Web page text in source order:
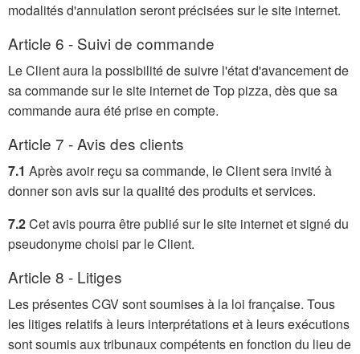
modalités d'annulation seront précisées sur le site internet.
Article 6 - Suivi de commande
Le Client aura la possibilité de suivre l'état d'avancement de
sa commande sur le site internet de Top pizza, dès que sa
commande aura été prise en compte.
Article 7 - Avis des clients
7.1 Après avoir reçu sa commande, le Client sera invité à
donner son avis sur la qualité des produits et services.
7.2Cet avis pourra être publié sur le site internet et signé du
pseudonyme choisi par le Client.
Article 8 - Litiges
Les présentes CGV sont soumises à la loi française. Tous
les litiges relatifs à leurs interprétations et à leurs exécutions
sont soumis aux tribunaux compétents en fonction du lieu de